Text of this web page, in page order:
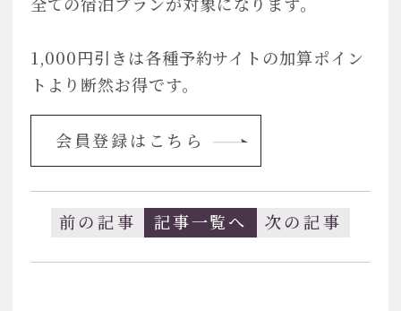
1,000円引きは各種予約サイトの加算ポイン
トより断然お得です。
会員登録はこちら
前の記事 記事一覧へ 次の記事